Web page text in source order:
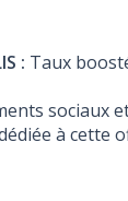
: Taux
sociaux
à cette